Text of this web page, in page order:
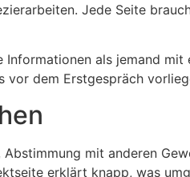
Jede Seite
als jemand mit
vor dem Erstgespräch
mit anderen
erklärt knapp, was